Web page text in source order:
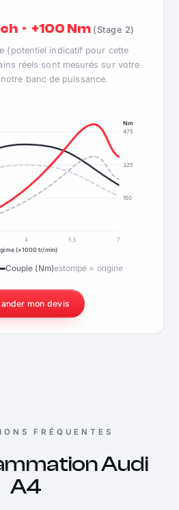
· +100 Nm (Stage 2)
(potentiel indicatif pour cette
réels sont mesurés sur votre
banc de puissance.
150
325
475
Nm
4 5,5
7
(×1000 tr/min)
Couple (Nm)estompé = origine
mon devis
FRÉQUENTES
Audi
A4